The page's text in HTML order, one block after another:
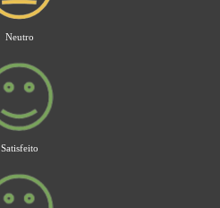
Neutro
Satisfeito